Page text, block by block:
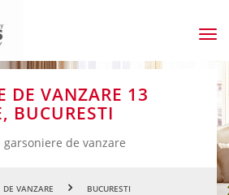
DE VANZARE 13
BUCURESTI
de vanzare
DE VANZARE
BUCURESTI